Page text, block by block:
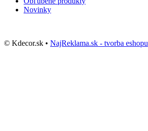
Novinky
© Kdecor.sk • NajReklama.sk - tvorba eshopu